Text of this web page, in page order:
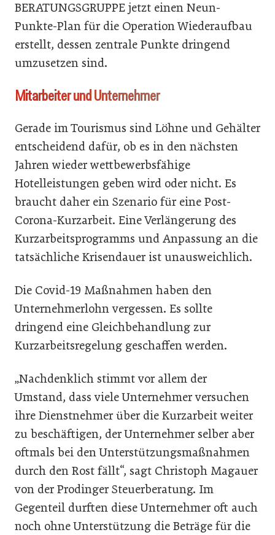
BERATUNGSGRUPPE jetzt einen Neun-
Punkte-Plan für die Operation Wiederaufbau
erstellt, dessen zentrale Punkte dringend
umzusetzen sind.
Mitarbeiter und Unternehmer
Gerade im Tourismus sind Löhne und Gehälter
entscheidend dafür, ob es in den nächsten
Jahren wieder wettbewerbsfähige
Hotelleistungen geben wird oder nicht. Es
braucht daher ein Szenario für eine Post-
Corona-Kurzarbeit. Eine Verlängerung des
Kurzarbeitsprogramms und Anpassung an die
tatsächliche Krisendauer ist unausweichlich.
Die Covid-19 Maßnahmen haben den
Unternehmerlohn vergessen. Es sollte
dringend eine Gleichbehandlung zur
Kurzarbeitsregelung geschaffen werden.
„Nachdenklich stimmt vor allem der
Umstand, dass viele Unternehmer versuchen
ihre Dienstnehmer über die Kurzarbeit weiter
zu beschäftigen, der Unternehmer selber aber
oftmals bei den Unterstützungsmaßnahmen
durch den Rost fällt“, sagt Christoph Magauer
von der Prodinger Steuerberatung. Im
Gegenteil durften diese Unternehmer oft auch
noch ohne Unterstützung die Beträge für die